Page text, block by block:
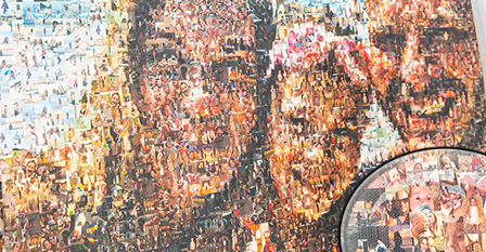
Ваш регион доставки
Выберите из списка: